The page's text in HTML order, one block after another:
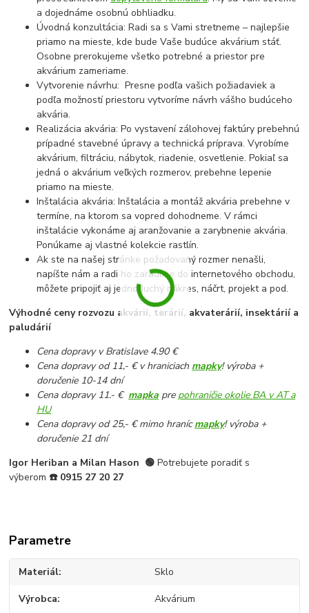
a dojednáme osobnú obhliadku.
Úvodná konzultácia: Radi sa s Vami stretneme – najlepšie
priamo na mieste, kde bude Vaše budúce akvárium stáť.
Osobne prerokujeme všetko potrebné a priestor pre
akvárium zameriame.
Vytvorenie návrhu: Presne podľa vašich požiadaviek a
podľa možností priestoru vytvoríme návrh vášho budúceho
akvária.
Realizácia akvária: Po vystavení zálohovej faktúry prebehnú
prípadné stavebné úpravy a technická príprava. Vyrobíme
akvárium, filtráciu, nábytok, riadenie, osvetlenie. Pokiaľ sa
jedná o akvárium veľkých rozmerov, prebehne lepenie
priamo na mieste.
Inštalácia akvária: Inštalácia a montáž akvária prebehne v
termíne, na ktorom sa vopred dohodneme. V rámci
inštalácie vykonáme aj aranžovanie a zarybnenie akvária.
Ponúkame aj vlastné kolekcie rastlín.
Ak ste na našej stránke požadovaný rozmer nenašli,
napíšte nám a radi ho zaradíme do internetového obchodu,
môžete pripojiť aj jednoduchý nákres, náčrt, projekt a pod.
Výhodné ceny rozvozu akvárií, terárií, akvaterárií, insektárií a
paludárií
Cena dopravy v Bratislave 4.90 €
Cena dopravy od 11,- € v hraniciach mapky! výroba +
doručenie 10-14 dní
Cena dopravy 11.- € mapka pre pohraničie okolie BA v AT a
HU
Cena dopravy od 25,- € mimo hranícmapky! výroba +
doručenie 21 dní
Igor Heriban a Milan Hason 🟢Potrebujete poradiť s
výberom ☎️ 0915 27 20 27
Parametre
Materiál Sklo
Výrobca Akvárium